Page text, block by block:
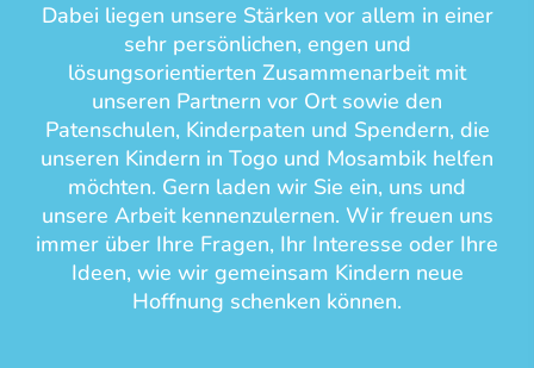
Dabei liegen unsere Stärken vor allem in einer
sehr persönlichen, engen und
lösungsorientierten Zusammenarbeit mit
unseren Partnern vor Ort sowie den
Patenschulen, Kinderpaten und Spendern, die
unseren Kindern in Togo und Mosambik helfen
möchten. Gern laden wir Sie ein, uns und
unsere Arbeit kennenzulernen. Wir freuen uns
immer über Ihre Fragen, Ihr Interesse oder Ihre
Ideen, wie wir gemeinsam Kindern neue
Hoffnung schenken können.